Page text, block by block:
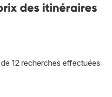
des itinéraires
12 recherches effectuées